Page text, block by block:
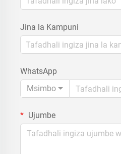
Jina la Kampuni
WhatsApp
Msimbo
Ujumbe